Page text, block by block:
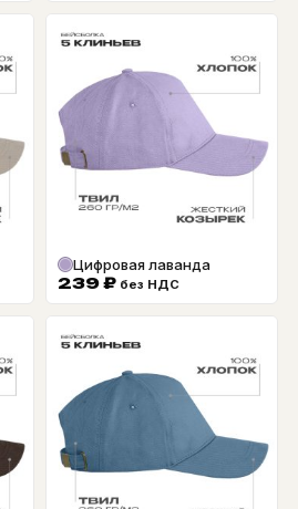
Цифровая лаванда
239₽ без НДС